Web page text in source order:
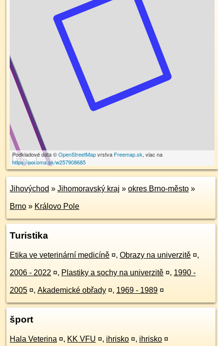
10 m
Podkladové dáta ©OpenStreetMapvrstva Freemap.sk, viac na
https://poi.oma.sk/w257908685
Jihovýchod » Jihomoravský kraj » okres Brno-město »
Brno » Královo Pole
Turistika
Etika ve veterinární medicíně ¤, Obrazy na univerzitě ¤,
2006 - 2022 ¤, Plastiky a sochy na univerzitě ¤, 1990 -
2005 ¤, Akademické obřady ¤, 1969 - 1989 ¤
šport
Hala Veterina ¤, KK VFU ¤, ihrisko ¤, ihrisko ¤